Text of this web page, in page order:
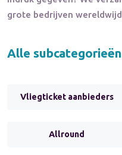
grote bedrijven
Alle
Vliegticket aanbieders
Allround